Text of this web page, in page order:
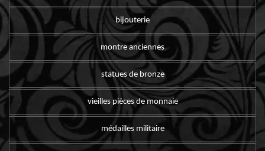
bijouterie
montre anciennes
statues de bronze
vieilles pièces de monnaie
médailles militaire